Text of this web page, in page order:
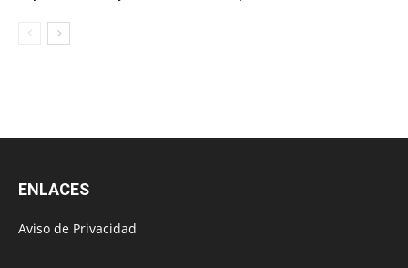
ENLACES
Aviso de Privacidad